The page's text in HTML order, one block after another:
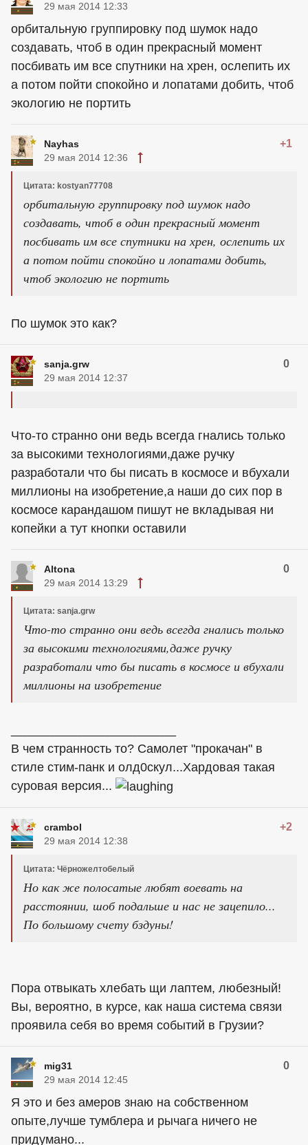
29 мая 2014 12:33
орбитальную группировку под шумок надо
создавать, чтоб в один прекрасный момент
посбивать им все спутники на хрен, ослепить их
а потом пойти спокойно и лопатами добить, чтоб
экологию не портить
Nayhas +1
29 мая 2014 12:36
Цитата: kostyan77708
орбитальную группировку под шумок надо
создавать, чтоб в один прекрасный момент
посбивать им все спутники на хрен, ослепить их
а потом пойти спокойно и лопатами добить,
чтоб экологию не портить
По шумок это как?
sanja.grw 0
29 мая 2014 12:37
Что-то странно они ведь всегда гнались только
за высокими технологиями,даже ручку
разработали что бы писать в космосе и вбухали
миллионы на изобретение,а наши до сих пор в
космосе карандашом пишут не вкладывая ни
копейки а тут кнопки оставили
Altona 0
29 мая 2014 13:29
Цитата: sanja.grw
Что-то странно они ведь всегда гнались только
за высокими технологиями,даже ручку
разработали что бы писать в космосе и вбухали
миллионы на изобретение
В чем странность то? Самолет "прокачан" в
стиле стим-панк и олд0скул...Хардовая такая
суровая версия...
crambol +2
29 мая 2014 12:38
Цитата: Чёрножелтобелый
Но как же полосатые любят воевать на
расстоянии, шоб подальше и нас не зацепило...
По большому счету бздуны!
Пора отвыкать хлебать щи лаптем, любезный!
Вы, вероятно, в курсе, как наша система связи
проявила себя во время событий в Грузии?
mig31 0
29 мая 2014 12:45
Я это и без амеров знаю на собственном
опыте,лучше тумблера и рычага ничего не
придумано...